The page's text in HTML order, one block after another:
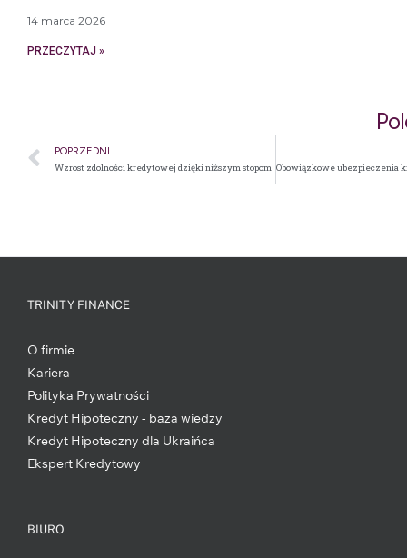
POPRZEDNI
Wzrost zdolności kredytowej dzięki niższym stopom
14 marca 2026
PRZECZYTAJ »
TRINITY FINANCE
O firmie
Kariera
Polityka Prywatności
Kredyt Hipoteczny - baza wiedzy
Kredyt Hipoteczny dla Ukraińca
Ekspert Kredytowy
BIURO